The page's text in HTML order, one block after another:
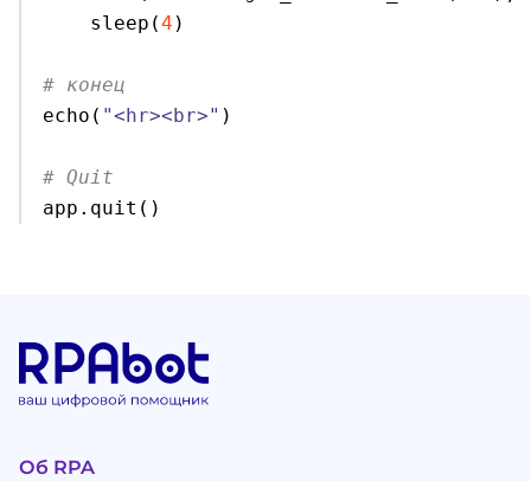
    sleep
(4 )
# конец
echo ( "<hr><br>" )
# Quit
app. quit ( )
Об RPA